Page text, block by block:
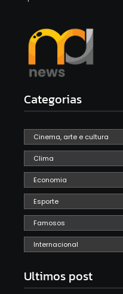
Categorias
Cinema, arte e cultura
Clima
Economia
Esporte
Famosos
Internacional
Ultimos post